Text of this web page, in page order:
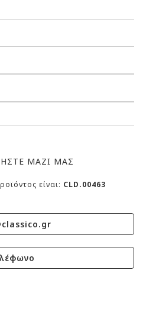
ΜΑΖΙ ΜΑΣ
είναι: CLD.00463